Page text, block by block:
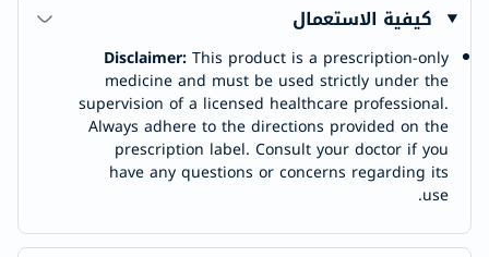
كيفية الاستعمال
Disclaimer:This product is a prescription-only
medicine and must be used strictly under the
supervision of a licensed healthcare professional.
Always adhere to the directions provided on the
prescription label. Consult your doctor if you
have any questions or concerns regarding its
use.